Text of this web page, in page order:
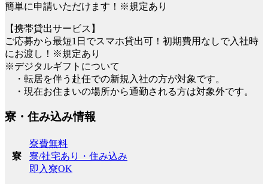
簡単に申請いただけます！※規定あり
【携帯貸出サービス】
ご応募から最短1日でスマホ貸出可！初期費用なしで入社時
にお渡し！※規定あり
※デジタルギフトについて
・転居を伴う赴任での新規入社の方が対象です。
・現在お住まいの場所から通勤される方は対象外です。
寮・住み込み情報
寮
寮費無料
寮/社宅あり・住み込み
即入寮OK